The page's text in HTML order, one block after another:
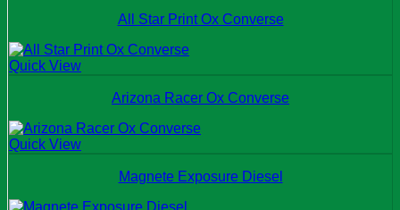
Quick View
All Star Print Ox Converse
Quick View
Arizona Racer Ox Converse
Magnete Exposure Diesel